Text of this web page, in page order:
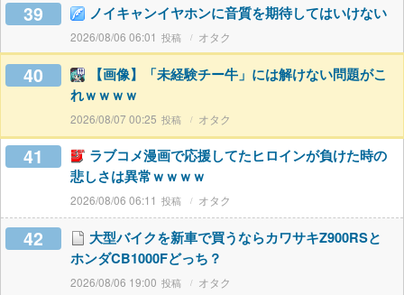
39 ノイキャンイヤホンに音質を期待してはいけない
2026/08/06 06:01 オタク
40
【画像】「未経験チー牛」には解けない問題がこ
れｗｗｗｗ
2026/08/07 00:25 オタク
41
ラブコメ漫画で応援してたヒロインが負けた時の
悲しさは異常ｗｗｗｗ
2026/08/06 06:11 オタク
42
大型バイクを新車で買うならカワサキZ900RSと
ホンダCB1000Fどっち？
2026/08/06 19:00 オタク